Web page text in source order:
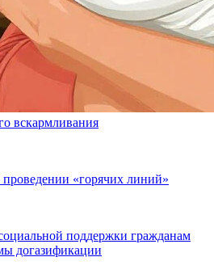
вскармливания
«горячих линий»
поддержки гражданам
догазификации